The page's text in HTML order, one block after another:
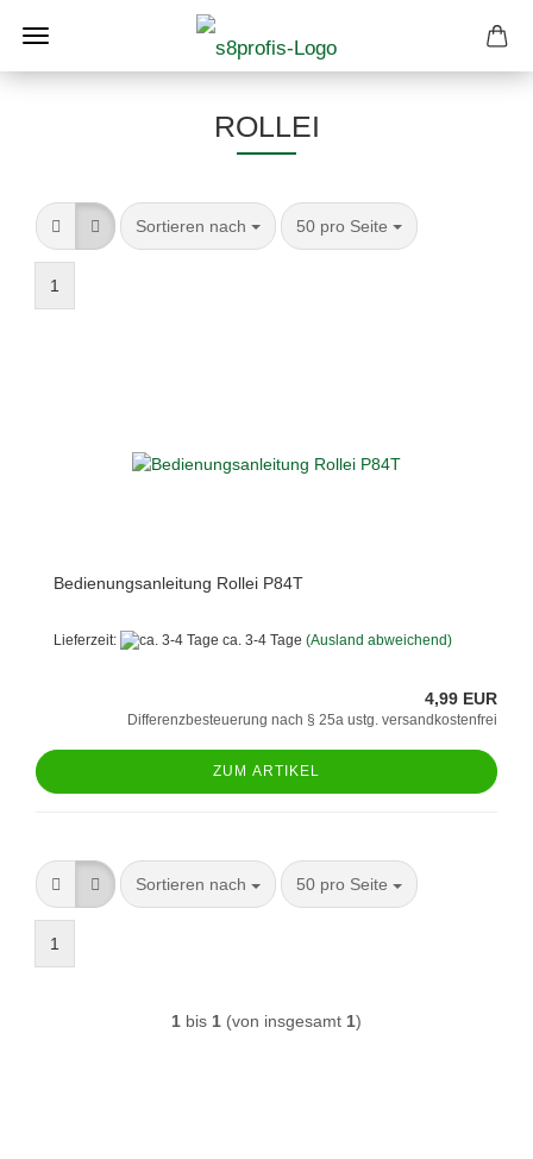
ROLLEI
Sortieren nach
Sortieren nach 50 pro Seite
pro Seite
1
Bedienungsanleitung Rollei P84T
Lieferzeit: ca. 3-4 Tage (Ausland abweichend)
4,99 EUR
Differenzbesteuerung nach § 25a ustg. versandkostenfrei
ZUM ARTIKEL
Sortieren nach
Sortieren nach 50 pro Seite
pro Seite
1
1 bis 1 (von insgesamt 1)